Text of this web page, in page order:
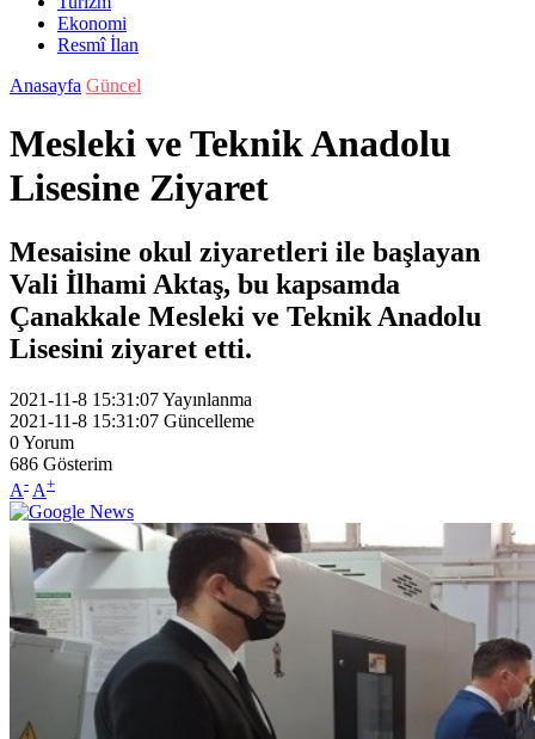
Ekonomi
Resmî İlan
Anasayfa Güncel
Mesleki ve Teknik Anadolu
Lisesine Ziyaret
Mesaisine okul ziyaretleri ile başlayan
Vali İlhami Aktaş, bu kapsamda
Çanakkale Mesleki ve Teknik Anadolu
Lisesini ziyaret etti.
2021-11-8 15:31:07Yayınlanma
2021-11-8 15:31:07 Güncelleme
0Yorum
686 Gösterim
A- A+